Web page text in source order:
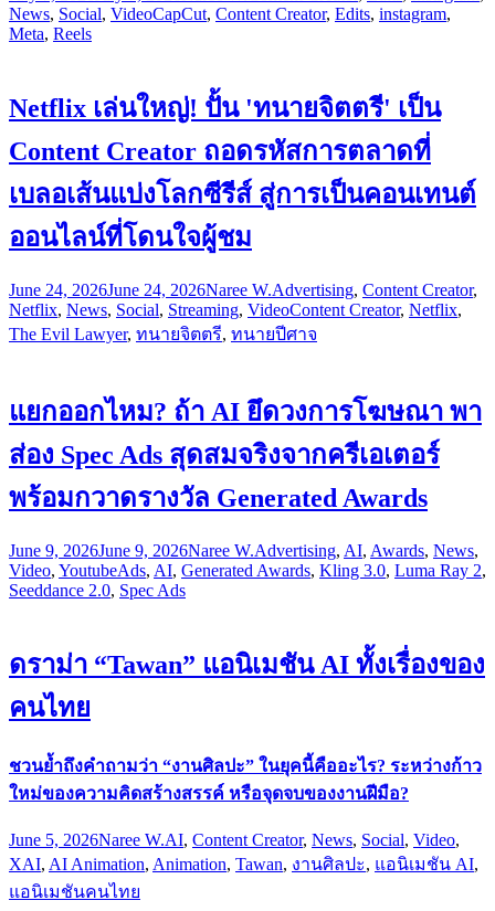
News, Social, VideoCapCut, Content Creator, Edits, instagram,
Meta, Reels
Netflix เล่นใหญ่! ปั้น 'ทนายจิตตรี' เป็น
Content Creator ถอดรหัสการตลาดที่
เบลอเส้นแบ่งโลกซีรีส์ สู่การเป็นคอนเทนต์
ออนไลน์ที่โดนใจผู้ชม
June 24, 2026June 24, 2026Naree W.Advertising, Content Creator,
Netflix, News, Social, Streaming, VideoContent Creator, Netflix,
The Evil Lawyer, ทนายจิตตรี, ทนายปีศาจ
แยกออกไหม? ถ้า AI ยึดวงการโฆษณา พา
ส่อง Spec Ads สุดสมจริงจากครีเอเตอร์
พร้อมกวาดรางวัล Generated Awards
June 9, 2026June 9, 2026Naree W.Advertising, AI, Awards, News,
Video, YoutubeAds, AI, Generated Awards, Kling 3.0, Luma Ray 2,
Seeddance 2.0, Spec Ads
ดราม่า “Tawan” แอนิเมชัน AI ทั้งเรื่องของ
คนไทย
ชวนย้ำถึงคำถามว่า “งานศิลปะ” ในยุคนี้คืออะไร? ระหว่างก้าว
ใหม่ของความคิดสร้างสรรค์ หรือจุดจบของงานฝีมือ?
June 5, 2026Naree W.AI, Content Creator, News, Social, Video,
XAI, AI Animation, Animation, Tawan, งานศิลปะ, แอนิเมชัน AI,
แอนิเมชันคนไทย